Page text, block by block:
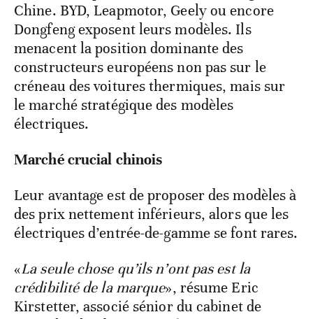
Chine. BYD, Leapmotor, Geely ou encore
Dongfeng exposent leurs modèles. Ils
menacent la position dominante des
constructeurs européens non pas sur le
créneau des voitures thermiques, mais sur
le marché stratégique des modèles
électriques.
Marché crucial chinois
Leur avantage est de proposer des modèles à
des prix nettement inférieurs, alors que les
électriques d’entrée-de-gamme se font rares.
«La seule chose qu’ils n’ont pas est la
crédibilité de la marque», résume Eric
Kirstetter, associé sénior du cabinet de